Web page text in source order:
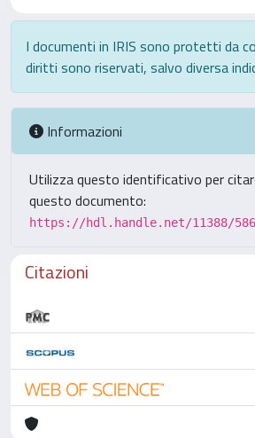
I documenti in IRIS sono protetti da
diritti sono riservati, salvo diversa
Informazioni
Utilizza questo identificativo per
questo documento:
https://hdl.handle.net/11388/
Citazioni